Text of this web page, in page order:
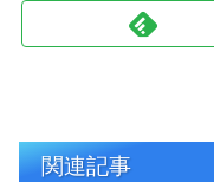
関連記事